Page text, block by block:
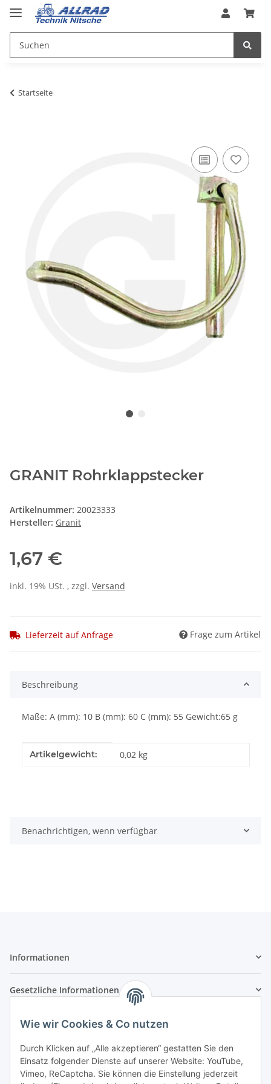
Wie wir Cookies & Co nutzen
Durch Klicken auf „Alle akzeptieren“ gestatten Sie den
Einsatz folgender Dienste auf unserer Website: YouTube,
Vimeo, ReCaptcha. Sie können die Einstellung jederzeit
Startseite
GRANIT Rohrklappstecker
Artikelnummer: 20023333
Hersteller: Granit
1,67 €
inkl. 19% USt. , zzgl. Versand
Lieferzeit auf Anfrage Frage zum Artikel
Beschreibung
Maße: A (mm): 10 B (mm): 60 C (mm): 55 Gewicht:65 g
Produkteigenschaft
Wert
Artikelgewicht: 0,02 kg
Benachrichtigen, wenn verfügbar
Informationen
Gesetzliche Informationen
Zahlungsarten